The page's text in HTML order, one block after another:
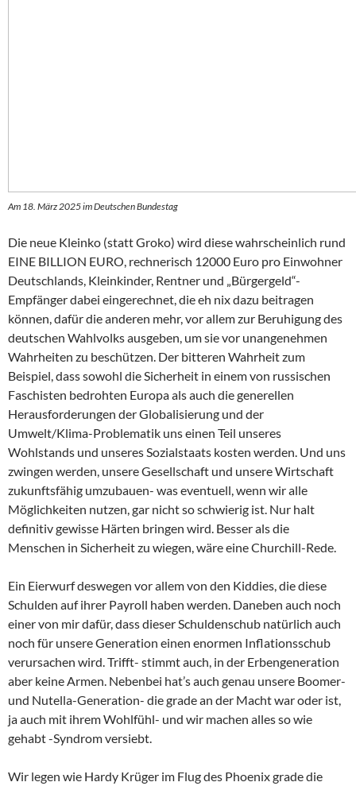
Am 18. März 2025 im Deutschen Bundestag
Die neue Kleinko (statt Groko) wird diese wahrscheinlich rund
EINE BILLION EURO, rechnerisch 12000 Euro pro Einwohner
Deutschlands, Kleinkinder, Rentner und „Bürgergeld“-
Empfänger dabei eingerechnet, die eh nix dazu beitragen
können, dafür die anderen mehr, vor allem zur Beruhigung des
deutschen Wahlvolks ausgeben, um sie vor unangenehmen
Wahrheiten zu beschützen. Der bitteren Wahrheit zum
Beispiel, dass sowohl die Sicherheit in einem von russischen
Faschisten bedrohten Europa als auch die generellen
Herausforderungen der Globalisierung und der
Umwelt/Klima-Problematik uns einen Teil unseres
Wohlstands und unseres Sozialstaats kosten werden. Und uns
zwingen werden, unsere Gesellschaft und unsere Wirtschaft
zukunftsfähig umzubauen- was eventuell, wenn wir alle
Möglichkeiten nutzen, gar nicht so schwierig ist. Nur halt
definitiv gewisse Härten bringen wird. Besser als die
Menschen in Sicherheit zu wiegen, wäre eine Churchill-Rede.
Ein Eierwurf deswegen vor allem von den Kiddies, die diese
Schulden auf ihrer Payroll haben werden. Daneben auch noch
einer von mir dafür, dass dieser Schuldenschub natürlich auch
noch für unsere Generation einen enormen Inflationsschub
verursachen wird. Trifft- stimmt auch, in der Erbengeneration
aber keine Armen. Nebenbei hat’s auch genau unsere Boomer-
und Nutella-Generation- die grade an der Macht war oder ist,
ja auch mit ihrem Wohlfühl- und wir machen alles so wie
gehabt -Syndrom versiebt.
Wir legen wie Hardy Krüger im Flug des Phoenix grade die